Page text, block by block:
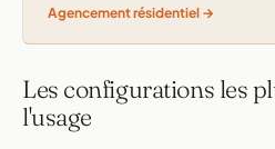
Agencement résidentiel
Les configurations les
l'usage